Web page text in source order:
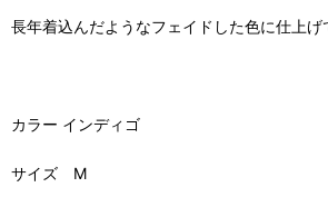
長年着込んだようなフェイドした色に仕上げ
カラー インディゴ
サイズ M